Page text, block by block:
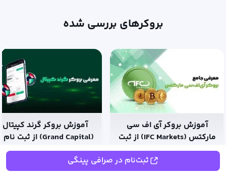
بروکرهای بررسی شده
آموزش بروکر گرند کپیتال
(Grand Capital) از ثبت نام تا
ترید
از ثبت نام تا ترید
ثبت‌نام در صرافی پینگی